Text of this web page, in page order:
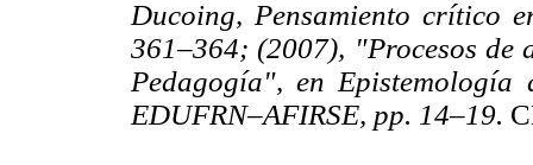
Ducoing, Pensamiento crítico
361–364; (2007), "Procesos de
Pedagogía", en
EDUFRN–AFIRSE, pp. 14–19.